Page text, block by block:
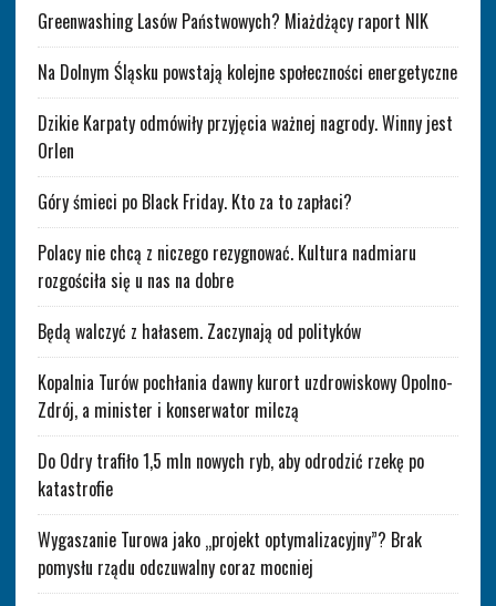
Greenwashing Lasów Państwowych? Miażdżący raport NIK
Na Dolnym Śląsku powstają kolejne społeczności energetyczne
Dzikie Karpaty odmówiły przyjęcia ważnej nagrody. Winny jest
Orlen
Góry śmieci po Black Friday. Kto za to zapłaci?
Polacy nie chcą z niczego rezygnować. Kultura nadmiaru
rozgościła się u nas na dobre
Będą walczyć z hałasem. Zaczynają od polityków
Kopalnia Turów pochłania dawny kurort uzdrowiskowy Opolno-
Zdrój, a minister i konserwator milczą
Do Odry trafiło 1,5 mln nowych ryb, aby odrodzić rzekę po
katastrofie
Wygaszanie Turowa jako „projekt optymalizacyjny”? Brak
pomysłu rządu odczuwalny coraz mocniej